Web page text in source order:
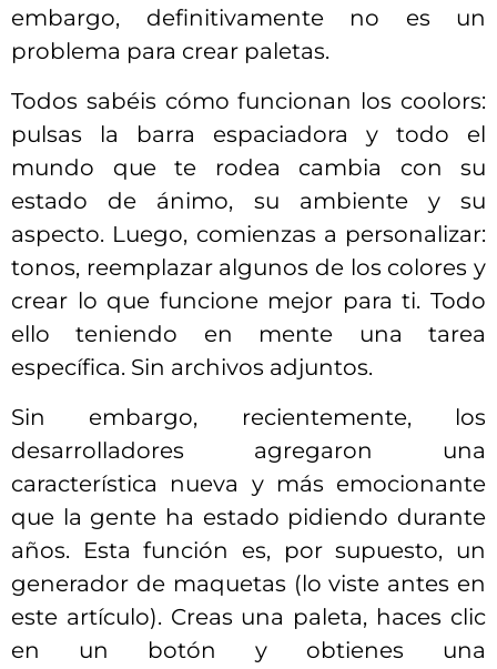
embargo, definitivamente no es un
problema para crear paletas.
Todos sabéis cómo funcionan los coolors:
pulsas la barra espaciadora y todo el
mundo que te rodea cambia con su
estado de ánimo, su ambiente y su
aspecto. Luego, comienzas a personalizar:
tonos, reemplazar algunos de los colores y
crear lo que funcione mejor para ti. Todo
ello teniendo en mente una tarea
específica. Sin archivos adjuntos.
Sin embargo, recientemente, los
desarrolladores agregaron una
característica nueva y más emocionante
que la gente ha estado pidiendo durante
años. Esta función es, por supuesto, un
generador de maquetas (lo viste antes en
este artículo). Creas una paleta, haces clic
en un botón y obtienes una